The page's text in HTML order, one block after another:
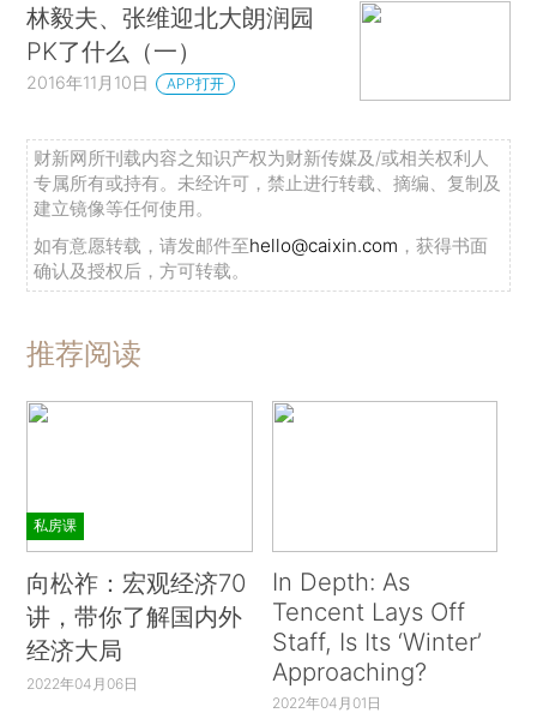
林毅夫、张维迎北大朗润园
PK了什么（一）
2016年11月10日 APP打开
财新网所刊载内容之知识产权为财新传媒及/或相关权利人
专属所有或持有。未经许可，禁止进行转载、摘编、复制及
建立镜像等任何使用。
如有意愿转载，请发邮件至hello@caixin.com ，获得书面
确认及授权后，方可转载。
推荐阅读
私房课
向松祚：宏观经济70
讲，带你了解国内外
经济大局
2022年04月06日
In Depth: As
Tencent Lays Off
Staff, Is Its ‘Winter’
Approaching?
2022年04月01日